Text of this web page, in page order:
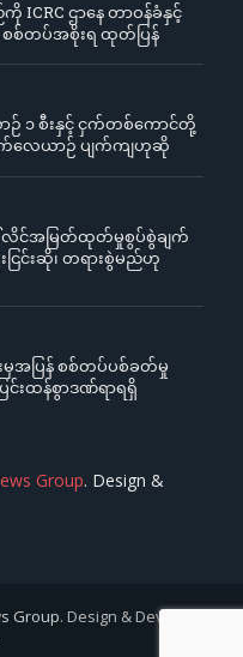
ICRC ဌာနေ တာဝန်ခံနှင့်
စစ်တပ်အစိုးရ ထုတ်ပြန်
၁ စီးနှင့် ငှက်တစ်ကောင်တို့
က်လေယာဉ် ပျက်ကျဟုဆို
ါ် လိင်အမြတ်ထုတ်မှုစွပ်စွဲချက်
ငြင်းဆို၊ တရားစွဲမည်ဟု
မှအပြန် စစ်တပ်ပစ်ခတ်မှု
င်းထန်စွာဒဏ်ရာရရှိ
Group. Design &
Group. Design & Developed